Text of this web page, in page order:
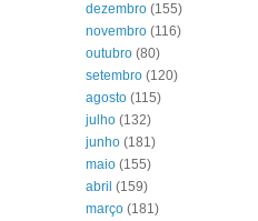
dezembro (155)
novembro (116)
outubro (80)
setembro (120)
agosto (115)
julho (132)
junho (181)
maio (155)
abril (159)
março (181)